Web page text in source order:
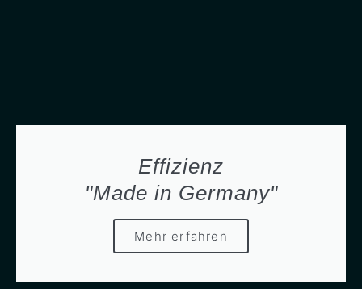
Effizienz
"Made in Germany"
Mehr erfahren